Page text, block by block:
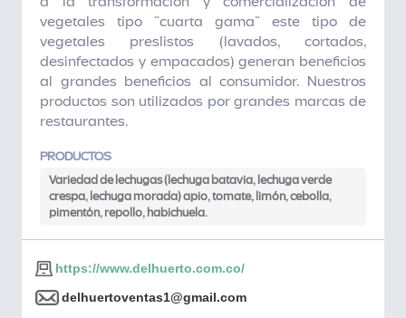
vegetales tipo ¨cuarta gama¨ este tipo de
vegetales preslistos (lavados, cortados,
desinfectados y empacados) generan beneficios
al grandes beneficios al consumidor. Nuestros
productos son utilizados por grandes marcas de
restaurantes.
PRODUCTOS
Variedad de lechugas (lechuga batavia, lechuga verde
crespa, lechuga morada) apio, tomate, limón, cebolla,
pimentón, repollo, habichuela.
https://www.delhuerto.com.co/
delhuertoventas1@gmail.com